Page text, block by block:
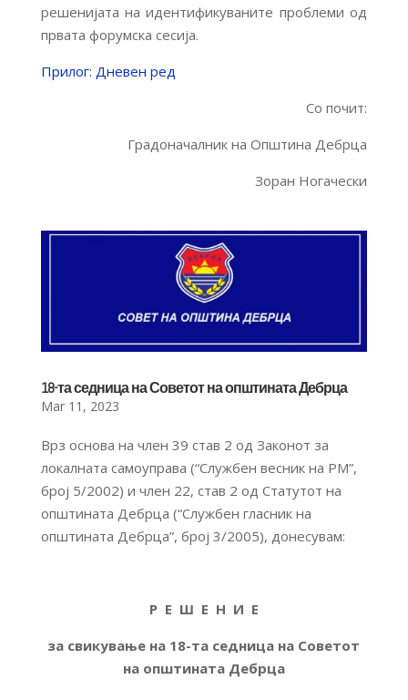
решенијата на идентификуваните проблеми од
првата форумска сесија.
Прилог: Дневен ред
Со почит:
Градоначалник на Општина Дебрца
Зоран Ногачески
18-та седница на Советот на општината Дебрца
Mar 11, 2023
Врз основа на член 39 став 2 од Законот за
локалната самоуправа (“Службен весник на РМ”,
број 5/2002) и член 22, став 2 од Статутот на
општината Дебрца (“Службен гласник на
општината Дебрца”, број 3/2005), донесувам:
Р Е Ш Е Н И Е
за свикување на 18-та седница на Советот
на општината Дебрца